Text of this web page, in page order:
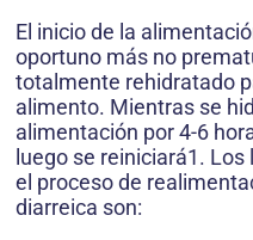
El inicio de la
oportuno más no
totalmente rehidratado
alimento. Mientras se
alimentación por 4-6
luego se reiniciará1.
el proceso de
diarreica son: